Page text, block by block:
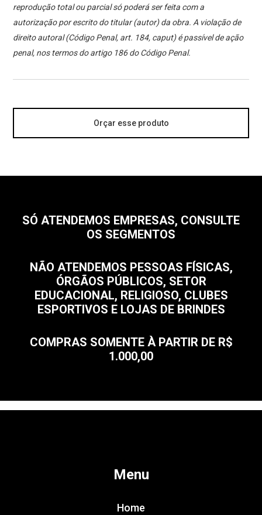
reprodução total ou parcial só poderá ser feita com a
autorização por escrito do titular (autor) da obra. A violação de
direito autoral (Código Penal, art. 184, caput) é passível de ação
penal, nos termos do artigo 186 do Código Penal.
Orçar esse produto
SÓ ATENDEMOS EMPRESAS, CONSULTE
OS SEGMENTOS
NÃO ATENDEMOS PESSOAS FÍSICAS,
ÓRGÃOS PÚBLICOS, SETOR
EDUCACIONAL, RELIGIOSO, CLUBES
ESPORTIVOS E LOJAS DE BRINDES
COMPRAS SOMENTE À PARTIR DE R$
1.000,00
Menu
Home